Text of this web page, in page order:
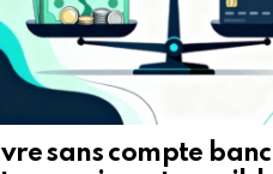
sans compte